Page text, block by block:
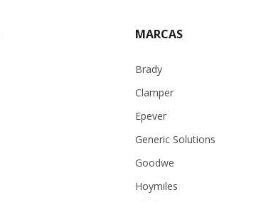
MARCAS
Brady
Clamper
Epever
Generic Solutions
Goodwe
Hoymiles